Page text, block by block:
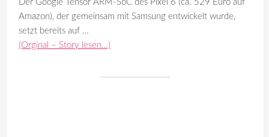
Der Google Tensor ARM-SoC des Pixel 6 (ca. 529 Euro auf
Amazon), der gemeinsam mit Samsung entwickelt wurde,
setzt bereits auf …
(Orginal – Story lesen…)